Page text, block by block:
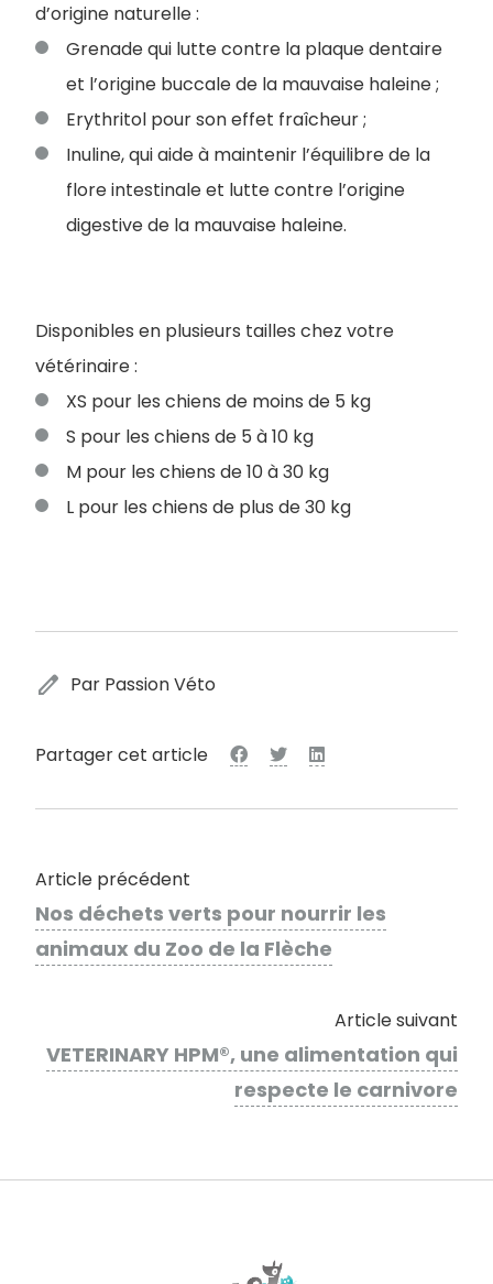
d’origine naturelle :
Grenade qui lutte contre la plaque dentaire
et l’origine buccale de la mauvaise haleine ;
Erythritol pour son effet fraîcheur ;
Inuline, qui aide à maintenir l’équilibre de la
flore intestinale et lutte contre l’origine
digestive de la mauvaise haleine.
Disponibles en plusieurs tailles chez votre
vétérinaire :
XS pour les chiens de moins de 5 kg
S pour les chiens de 5 à 10 kg
M pour les chiens de 10 à 30 kg
L pour les chiens de plus de 30 kg
edit Par Passion Véto
Partager cet article
Article précédent
Nos déchets verts pour nourrir les
animaux du Zoo de la Flèche
Article suivant
VETERINARY HPM®, une alimentation qui
respecte le carnivore